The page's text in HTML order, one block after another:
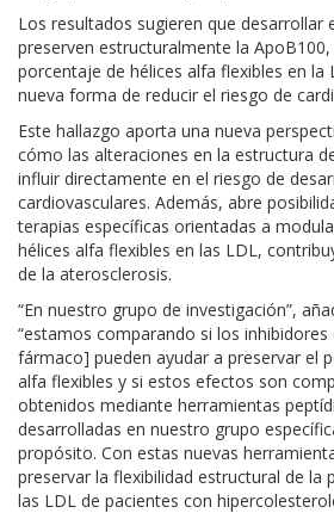
Los resultados sugieren que desarrollar
preserven estructuralmente la
porcentaje de hélices alfa flexibles en la
nueva forma de reducir el riesgo de
Este hallazgo aporta una nueva
cómo las alteraciones en la estructura
influir directamente en el riesgo de
cardiovasculares. Además, abre
terapias específicas orientadas a
hélices alfa flexibles en las LDL,
de la aterosclerosis.
“En nuestro grupo de investigación”,
“estamos comparando si los inhibidores
fármaco] pueden ayudar a preservar el
alfa flexibles y si estos efectos son
obtenidos mediante herramientas
desarrolladas en nuestro grupo
propósito. Con estas nuevas
preservar la flexibilidad estructural de la
las LDL de pacientes con